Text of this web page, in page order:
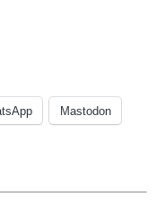
Mastodon